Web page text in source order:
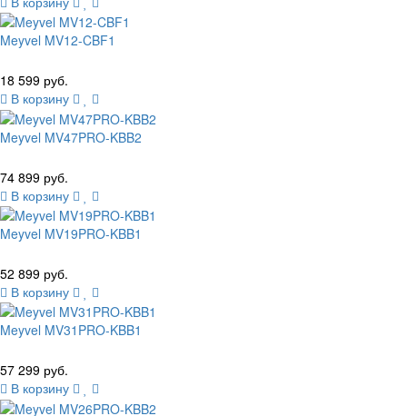
Meyvel MV12-CBF1
18 599 руб.
В корзину
Meyvel MV47PRO-KBB2
74 899 руб.
В корзину
Meyvel MV19PRO-KBB1
52 899 руб.
В корзину
Meyvel MV31PRO-KBB1
57 299 руб.
В корзину